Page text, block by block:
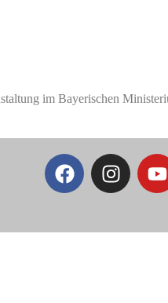
im Bayerischen